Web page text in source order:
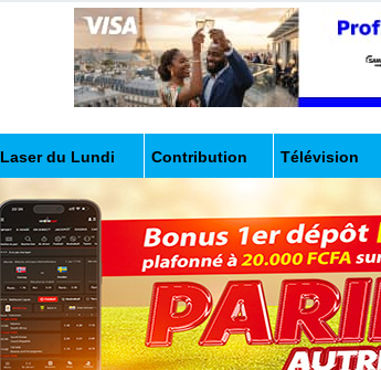
Laser du Lundi Contribution Télévision